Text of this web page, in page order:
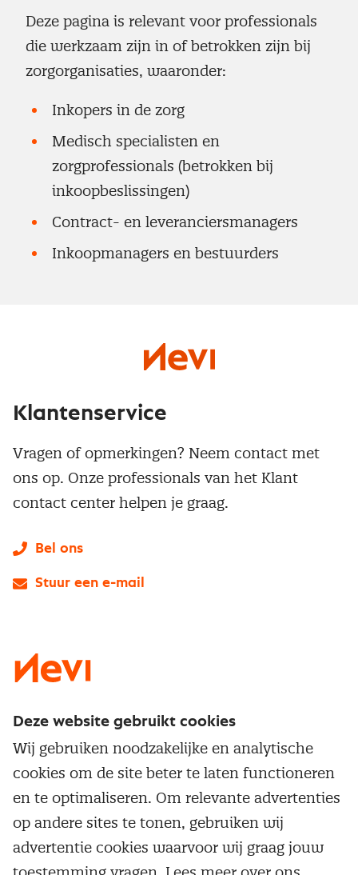
Deze pagina is relevant voor professionals
die werkzaam zijn in of betrokken zijn bij
zorgorganisaties, waaronder:
Inkopers in de zorg
Medisch specialisten en
zorgprofessionals (betrokken bij
inkoopbeslissingen)
Contract- en leveranciersmanagers
Inkoopmanagers en bestuurders
Service & contact
Over inkoop
Netwerk en communities
Aanmelden nieuwsbrief
Populaire thema's
Aanbesteden
Contractmanagement
Kostenmanagement
Opleidingen en trainingen
Trainingen
Klantenservice
Vragen of opmerkingen? Neem contact met
ons op. Onze professionals van het Klant
contact center helpen je graag.
Bel ons
Stuur een e-mail
Deze website gebruikt cookies
Wij gebruiken noodzakelijke en analytische
cookies om de site beter te laten functioneren
en te optimaliseren. Om relevante advertenties
op andere sites te tonen, gebruiken wij
advertentie cookies waarvoor wij graag jouw